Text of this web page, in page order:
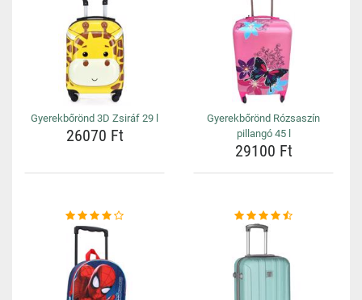
Gyerekbőrönd 3D Zsiráf 29 l
26070 Ft
Gyerekbőrönd Rózsaszín
pillangó 45 l
29100 Ft